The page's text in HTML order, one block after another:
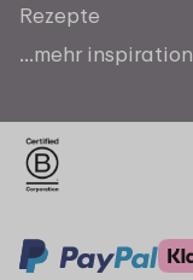
Rezepte
...mehr inspiration